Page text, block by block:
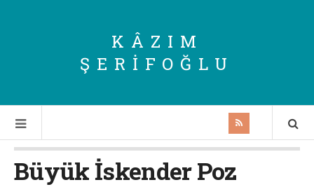
KÂZIM
ŞERIFOĞLU
Büyük İskender Poz